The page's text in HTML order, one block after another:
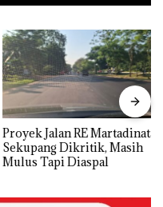
Proyek Jalan RE Martadinata
Sekupang Dikritik, Masih
Mulus Tapi Diaspal